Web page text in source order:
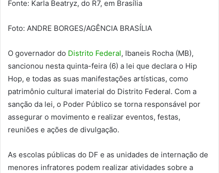
Fonte: Karla Beatryz, do R7, em Brasília
Foto: ANDRE BORGES/AGÊNCIA BRASÍLIA
O governador do Distrito Federal, Ibaneis Rocha (MB),
sancionou nesta quinta-feira (6) a lei que declara o Hip
Hop, e todas as suas manifestações artísticas, como
patrimônio cultural imaterial do Distrito Federal. Com a
sanção da lei, o Poder Público se torna responsável por
assegurar o movimento e realizar eventos, festas,
reuniões e ações de divulgação.
As escolas públicas do DF e as unidades de internação de
menores infratores podem realizar atividades sobre a